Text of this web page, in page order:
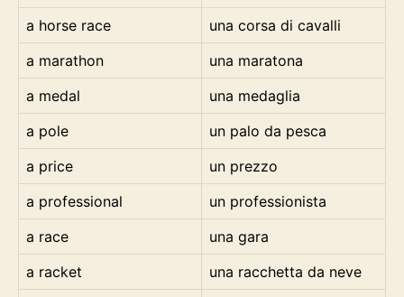
a horse race
una corsa di cavalli
a marathon
una maratona
a medal
una medaglia
a pole
un palo da pesca
a price
un prezzo
a professional
un professionista
a race
una gara
a racket
una racchetta da neve